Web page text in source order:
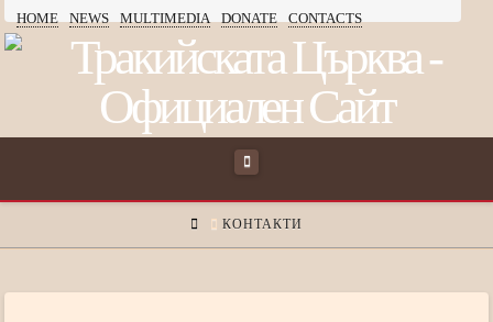
HOME NEWS MULTIMEDIA DONATE CONTACTS
ТРАКИЙСКАТА
ЦЪРКВА
Navigation
HOMEКОНТАКТИ